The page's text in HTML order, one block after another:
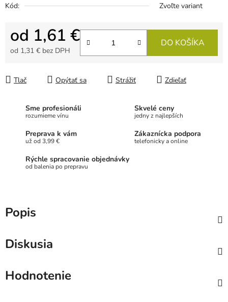
Kód:
Zvoľte variant
od 1,61 €
od 1,31 € bez DPH
DO KOŠÍKA
Tlač Opýtať sa Strážiť Zdieľať
Sme profesionáli
rozumieme vínu
Skvelé ceny
jedny z najlepších
Preprava k vám
už od 3,99 €
Zákaznícka podpora
telefonicky a online
Rýchle spracovanie objednávky
od balenia po prepravu
Popis
Diskusia
Hodnotenie